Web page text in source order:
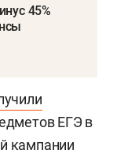
45%
ЕГЭ в
кампании